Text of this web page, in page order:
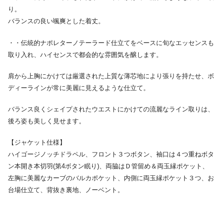
り。
バランスの良い颯爽とした着丈。
・・伝統的ナポレターノテーラード仕立てをベースに旬なエッセンスも
取り入れ、ハイセンスで都会的な雰囲気を醸します。
肩から上胸にかけては厳選された上質な薄芯地により張りを持たせ、ボ
ディーラインが常に美麗に見えるような仕立て。
バランス良くシェイプされたウエストにかけての流麗なライン取りは、
後ろ姿も美しく見せます。
【ジャケット仕様】
ハイゴージノッチドラペル、フロント３つボタン、袖口は４つ重ねボタ
ン本開き本切羽(第4ボタン眠り)、両脇はＤ管留め＆両玉縁ポケット、
左胸に美麗なカーブのバルカポケット、内側に両玉縁ポケット３つ、お
台場仕立て、背抜き裏地、ノーベント。